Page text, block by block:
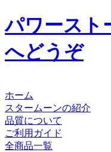
パワースト
へどうぞ
ホーム
スタームーンの紹介
品質について
ご利用ガイド
全商品一覧